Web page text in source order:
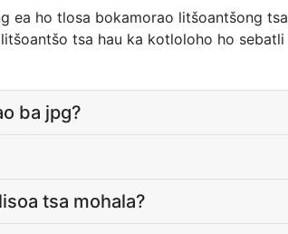
ea ho tlosa bokamorao litšoantšong tsa
tsa hau ka kotloloho ho sebatli
ba jpg?
tsa mohala?